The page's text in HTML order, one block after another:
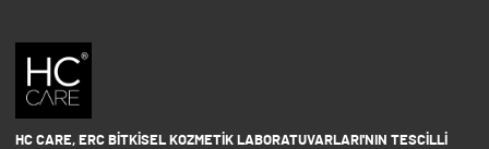
HC CARE, ERC BITKISEL KOZMETIK LABORATUVARLARI'NIN TESCILLI